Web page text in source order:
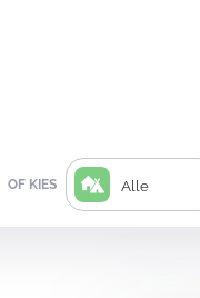
OF KIES Alle